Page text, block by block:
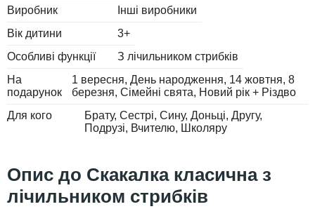
Виробник
Інші виробники
Вік дитини
3+
Особливі функції
З лічильником стрибків
На
подарунок
1 вересня День народження 14 жовтня 8
березня Сімейні свята
Новий рік + Різдво
Для кого
Брату Сестрі Сину Доньці Другу
Подрузі
Вчителю Школяру
Скакалка класична з
лічильником стрибків